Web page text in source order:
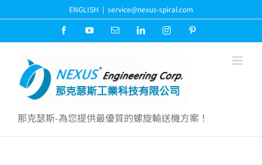
to
ENGLISH | service@nexus-spiral.com
FacebookYouTubeEmail: LinkedInInstagram
那克瑟斯-為您提供最優質的螺旋輸送機方案！